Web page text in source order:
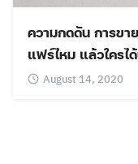
ความกดดัน การขา
แฟร์ไหม แล้วใครไ
August 14, 2020